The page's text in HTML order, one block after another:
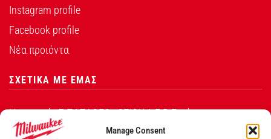
Manage Consent
Instagram profile
Facebook profile
Νέα προιόντα
ΣΧΕΤΙΚΑ ΜΕ ΕΜΑΣ
Η εταιρεία Σ.ΠΑΠΑΘΕΟ∆ΟΣΙΟΥ Α.Ε.Β.Ε. είναι ο
εξουσιοδοτημένος αντιπρόσωπος από την Techtronic